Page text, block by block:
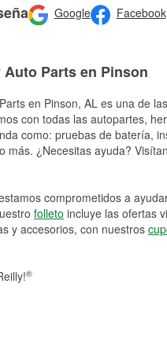
Google Facebook
Parts en Pinson
en Pinson, AL es una de
con todas las autopartes,
como: pruebas de batería,
más. ¿Necesitas ayuda?
comprometidos a
folleto incluye las ofertas
y accesorios, con nuestros
®